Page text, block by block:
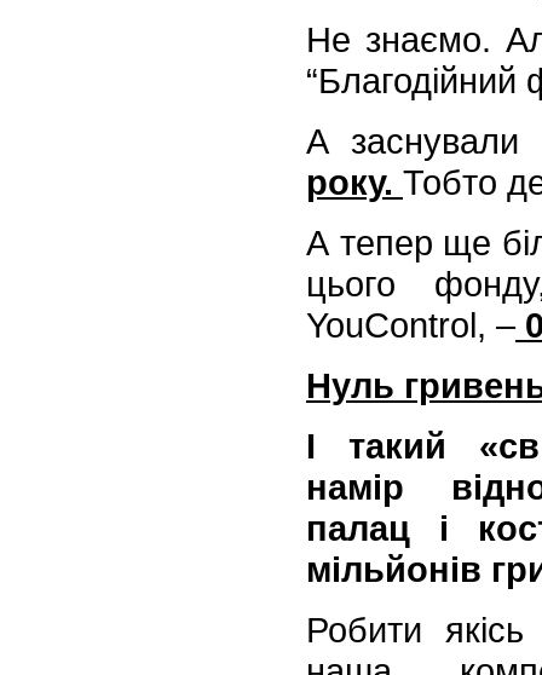
Не знаємо.
А
року. Тобто
А тепер ще
цього
YouControl, –
Нуль
І такий
намір
палац і
мільйонів
Робити